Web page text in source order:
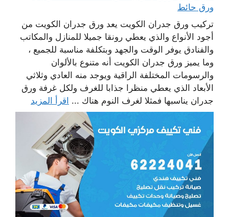
ورق حائط
تركيب ورق جدران الكويت يعد ورق جدران الكويت من
أجود الأنواع والذي يعطي رونقا جميلا للمنازل والمكاتب
والفنادق يوفر الوقت والجهد وبتكلفة مناسبة للجميع ،
وما يميز ورق جدران الكويت أنه متنوع بالألوان
والرسومات المختلفة الراقية ويوجد منه العادي وثلاثي
الأبعاد الذي يعطي منظرا جذابا للغرف ولكل غرفة ورق
جدران يناسبها فمثلا لغرف النوم هناك ... اقرأ المزيد